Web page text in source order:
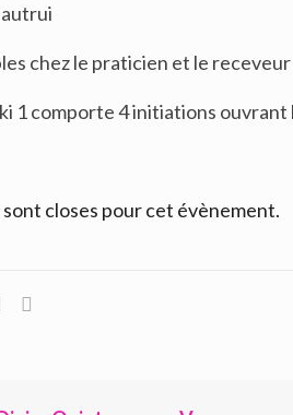
chez le praticien et le receveur
1 comporte 4 initiations ouvrant
closes pour cet évènement.